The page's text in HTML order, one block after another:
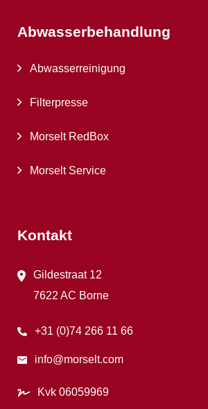
Abwasserbehandlung
Abwasserreinigung
Filterpresse
Morselt RedBox
Morselt Service
Kontakt
Gildestraat 12
7622 AC Borne
+31 (0)74 266 11 66
info@morselt.com
Kvk 06059969